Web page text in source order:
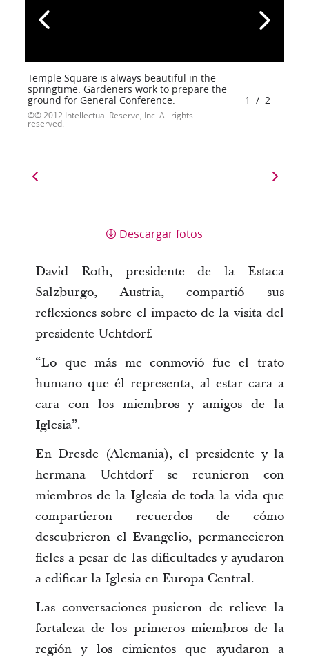
Temple Square is always beautiful in the
springtime. Gardeners work to prepare the
ground for General Conference.
© 2012 Intellectual Reserve, Inc. All rights
reserved.
1 / 2
Descargar fotos
David Roth, presidente de la Estaca
Salzburgo, Austria, compartió sus
reflexiones sobre el impacto de la visita del
presidente Uchtdorf.
“Lo que más me conmovió fue el trato
humano que él representa, al estar cara a
cara con los miembros y amigos de la
Iglesia”.
En Dresde (Alemania), el presidente y la
hermana Uchtdorf se reunieron con
miembros de la Iglesia de toda la vida que
compartieron recuerdos de cómo
descubrieron el Evangelio, permanecieron
fieles a pesar de las dificultades y ayudaron
a edificar la Iglesia en Europa Central.
Las conversaciones pusieron de relieve la
fortaleza de los primeros miembros de la
región y los cimientos que ayudaron a